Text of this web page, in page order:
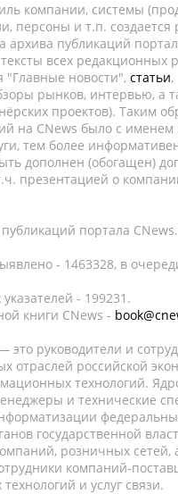
компании, системы
персоны и т.п. создается
архива публикаций
всех редакционных
"Главные новости", статьи,
рынков, интервью, а
проектов). Таким
на CNews было с
тем более
дополнен (обогащен)
презентацией о
портала
- 1463328, в
- 199231.
книги CNews -
это руководители и
отраслей российской
технологий.
и технические
государственной
розничных сетей,
компаний-
и услуг связи.